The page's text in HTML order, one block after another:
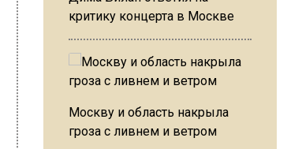
критику концерта в Москве
Москву и область накрыла
гроза с ливнем и ветром